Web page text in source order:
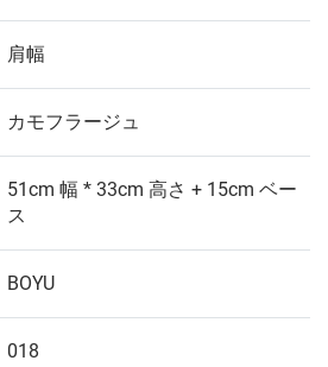
肩幅
カモフラージュ
51cm 幅 * 33cm 高さ + 15cm ベー
ス
BOYU
018